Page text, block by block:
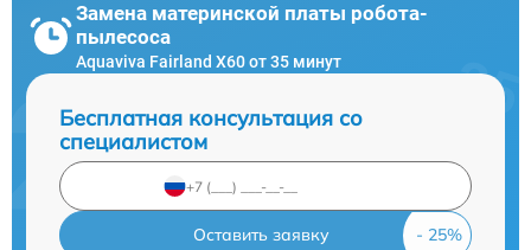
Замена материнской платы робота-
пылесоса
Aquaviva Fairland X60 от 35 минут
Бесплатная консультация со
специалистом
Оставить заявку